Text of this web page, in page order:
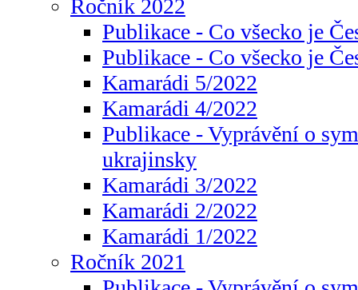
Ročník 2022
Publikace - Co všecko je
Publikace - Co všecko je
Kamarádi 5/2022
Kamarádi 4/2022
Publikace - Vyprávění o
ukrajinsky
Kamarádi 3/2022
Kamarádi 2/2022
Kamarádi 1/2022
Ročník 2021